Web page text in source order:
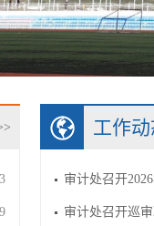
工作动
审计处召开
审计处召开巡